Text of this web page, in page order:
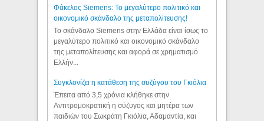
Φάκελος Siemens: Το μεγαλύτερο πολιτικό και
οικονομικό σκάνδαλο της μεταπολίτευσης!
Το σκάνδαλο Siemens στην Ελλάδα είναι ίσως το
μεγαλύτερο πολιτικό και οικονομικό σκάνδαλο
της μεταπολίτευσης και αφορά σε χρηματισμό
Ελλήν...
Συγκλονίζει η κατάθεση της συζύγου του Γκιόλια
Έπειτα από 3,5 χρόνια κλήθηκε στην
Αντιτρομοκρατική η σύζυγος και μητέρα των
παιδιών του Σωκράτη Γκιόλια, Αδαμαντία, και